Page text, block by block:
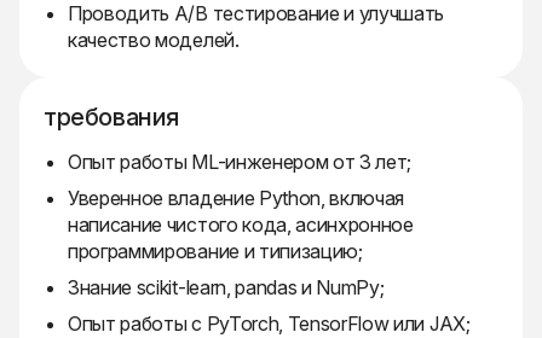
Проводить A/B тестирование и улучшать
качество моделей.
требования
Опыт работы ML-инженером от 3 лет;
Уверенное владение Python, включая
написание чистого кода, асинхронное
программирование и типизацию;
Знание scikit-learn, pandas и NumPy;
Опыт работы с PyTorch, TensorFlow или JAX;